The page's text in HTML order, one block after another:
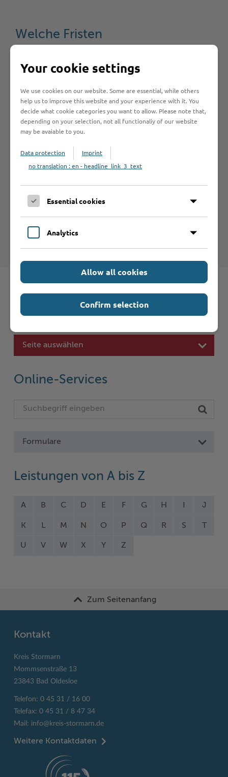
Welche Fristen
beachten?
Rechtsgrundlage
Kreis Stormarn - Führerscheinstelle
Schnelleinstieg
Seite auswählen
Online-Services
Formulare
Leistungen von A bis Z
A B C D E F G H J
K L M N O P Q R S T
U V W X Y Z
Zum Seitenanfang
Kontakt
Kreis Stormarn
Mommsenstraße 13
23843 Bad Oldesloe
Telefon: 0 45 31 / 16 00
Telefax: 0 45 31 / 8 47 34
Mail: info@kreis-stormarn.de
Weitere Kontaktdaten
Your cookie settings
We use cookies on our website. Some are essential, while others
help us to improve this website and your experience with it. You
decide what cookie categories you want to allow. Please note that,
depending on your selection, not all functionaliy of our website
may be avaiable to you.
Data protection
Imprint
no translation : en - headline_link_3_text
Essential cookies
Analytics
Allow all cookies
Confirm selection